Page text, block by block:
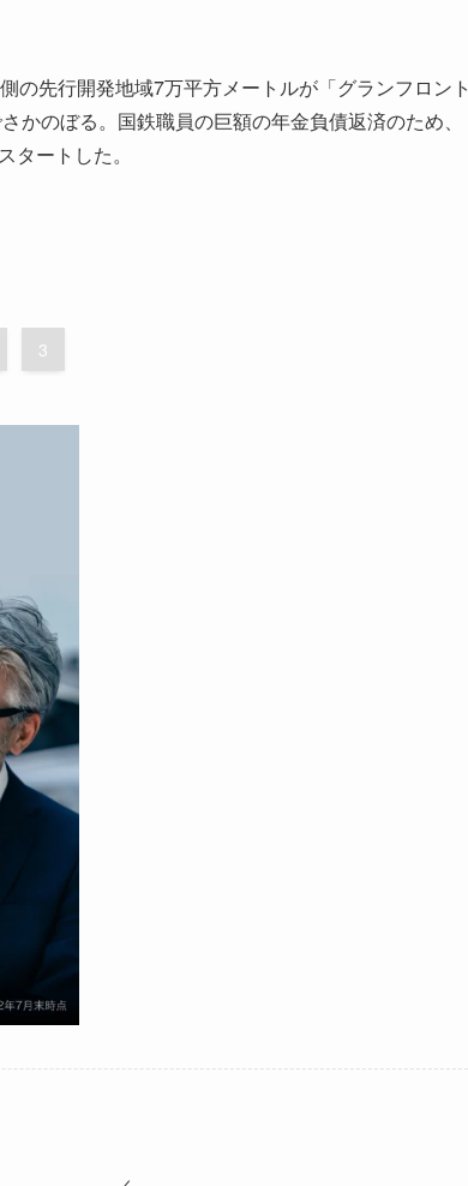
の先行開発地域7万平方メートルが「グランフロン
のぼる。国鉄職員の巨額の年金負債返済のため、
ートした。
3